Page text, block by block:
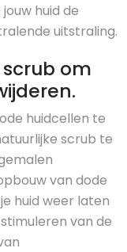
huid de
uitstraling.
om
huidcellen te
scrub te
van dode
huid weer laten
van de